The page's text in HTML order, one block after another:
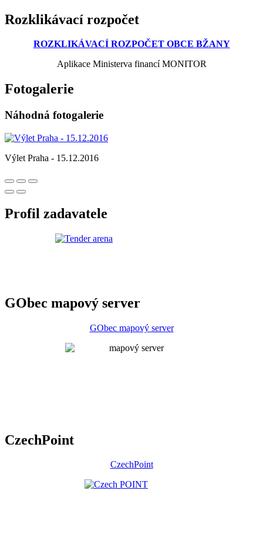
Rozklikávací rozpočet
ROZKLIKÁVACÍ ROZPOČET OBCE BŽANY
Aplikace Ministerva financí MONITOR
Fotogalerie
Náhodná fotogalerie
Výlet Praha - 15.12.2016
Profil zadavatele
GObec mapový server
GObec mapový server
CzechPoint
CzechPoint